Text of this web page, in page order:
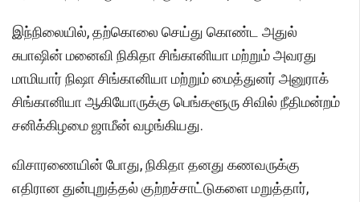
இந்நிலையில், தற்கொலை செய்து கொண்ட அதுல்
சுபாஷின் மனைவி நிகிதா சிங்கானியா மற்றும் அவரது
மாமியார் நிஷா சிங்கானியா மற்றும் மைத்துனர் அனுராக்
சிங்கானியா ஆகியோருக்கு பெங்களூரு சிவில் நீதிமன்றம்
சனிக்கிழமை ஜாமீன் வழங்கியது.
விசாரணையின் போது, ​​நிகிதா தனது கணவருக்கு
எதிரான துன்புறுத்தல் குற்றச்சாட்டுகளை மறுத்தார்,